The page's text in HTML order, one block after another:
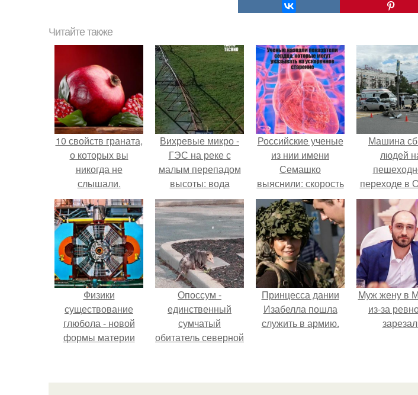
Читайте также
10 свойств граната,
о которых вы
никогда не
слышали.
Вихревые микро -
ГЭС на реке с
малым перепадом
высоты: вода
закручивается в
бетонной камере и
вращает
вертикальную
турбину.
Российские ученые
из нии имени
Семашко
выяснили: скорость
старения напрямую
зависит от
состояния сосудов
и работы сердца.
Машина
людей
переходе в
Физики
существование
глюбола - новой
формы материи
Опоссум -
единственный
сумчатый
обитатель северной
Принцесса дании
Изабелла пошла
служить в армию.
Mуж жену в
из-за